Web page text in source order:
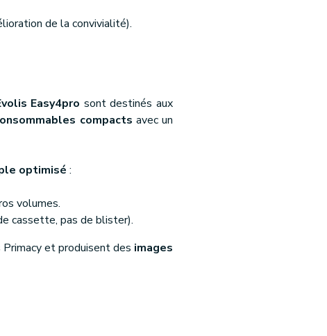
de la convivialité).
Easy4pro sont destinés aux
compacts avec un
optimisé :
volumes.
cassette, pas de blister).
et produisent des images